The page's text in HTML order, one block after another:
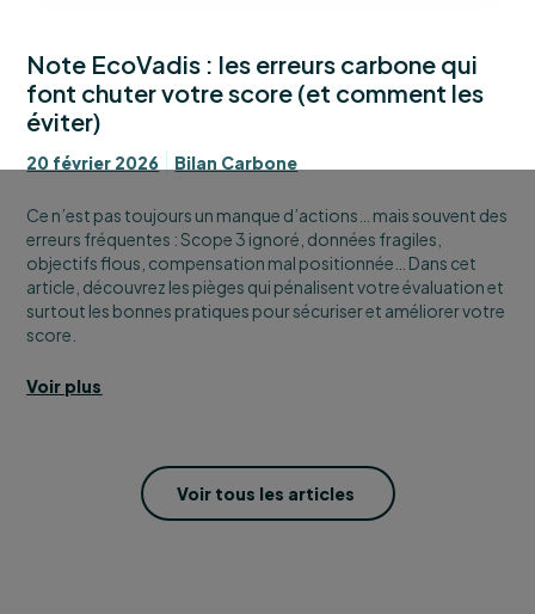
Note EcoVadis : les erreurs carbone qui
font chuter votre score (et comment les
éviter)
20 février 2026 Bilan Carbone
Ce n’est pas toujours un manque d’actions… mais souvent des
erreurs fréquentes : Scope 3 ignoré, données fragiles,
objectifs flous, compensation mal positionnée… Dans cet
article, découvrez les pièges qui pénalisent votre évaluation et
surtout les bonnes pratiques pour sécuriser et améliorer votre
score.
Voir plus
Voir tous les articles